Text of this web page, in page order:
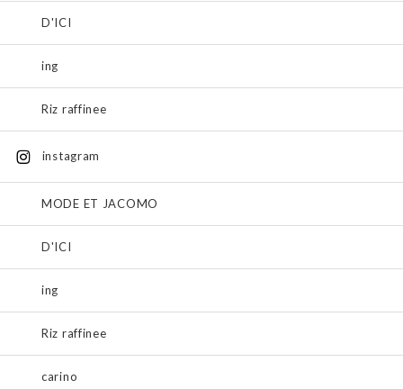
D'ICI
ing
Riz raffinee
instagram
MODE ET JACOMO
D'ICI
ing
Riz raffinee
carino